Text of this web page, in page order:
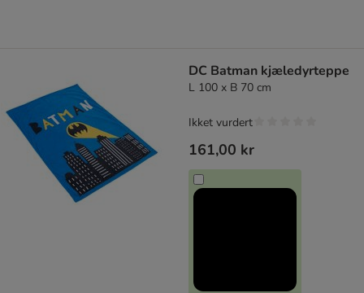
DC Batman kjæledyrteppe
L 100 x B 70 cm
161,00 kr
Ikket vurdert